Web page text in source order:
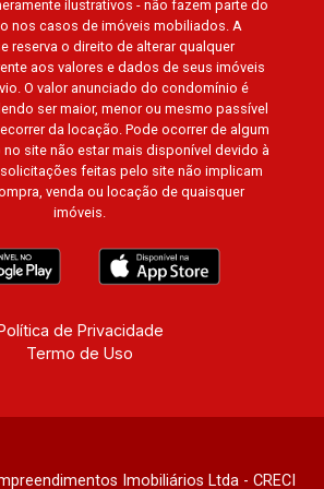
Cidade de Munique, Cidade
de Madrid, Cidade de Viena,
Cidade de Zurique, L?
Vista, British Columbia, Dijon,
Exklusiv Golf, Exklusiv
CondoClub, Hydeperk, Urban,
Bahamas, Monte Sinai,
Villa Toscana, Sur Le Jardin,
Van Gogh, Cenário, Parc Sul,
Rodin, Candeias, Apiacás, Blend
Quintessence, Liber
Lumiere, Civitas,
Emerald, Spazio Robespierre,
Normandie, Jataí, Via
ilustrativos - não fazem parte do
nos casos de imóveis mobiliados. A
reserva o direito de alterar qualquer
aos valores e dados de seus imóveis
O valor anunciado do condomínio é
ser maior, menor ou mesmo passível
da locação. Pode ocorrer de algum
site não estar mais disponível devido à
feitas pelo site não implicam
venda ou locação de quaisquer
imóveis.
de Privacidade
Termo de Uso
Imobiliários Ltda - CRECI